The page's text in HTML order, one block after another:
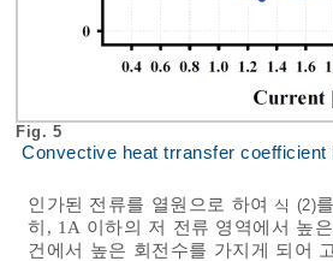
Fig. 5
Convective heat trransfer coefficient
인가된 전류를 열원으로 하여 식 (2)
히, 1A 이하의 저 전류 영역에서 높
건에서 높은 회전수를 가지게 되어